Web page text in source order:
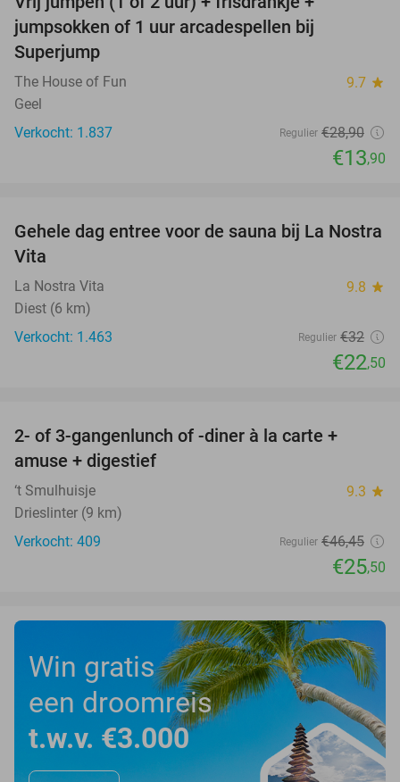
jumpsokken of 1 uur arcadespellen bij
Superjump
The House of Fun 9.7 star
Geel
Verkocht: 1.837
Regulier €28,90
€13,90
30%
Gehele dag entree voor de sauna bij La Nostra
Vita
La Nostra Vita 9.8 star
Diest (6 km)
Verkocht: 1.463
Regulier €32
€22,50
2- of 3-gangenlunch of -diner à la carte +
amuse + digestief
‘t Smulhuisje 9.3 star
Drieslinter (9 km)
Verkocht: 409
Regulier €46,45
€25,50
Win gratis
een droomreis
t.w.v. €3.000